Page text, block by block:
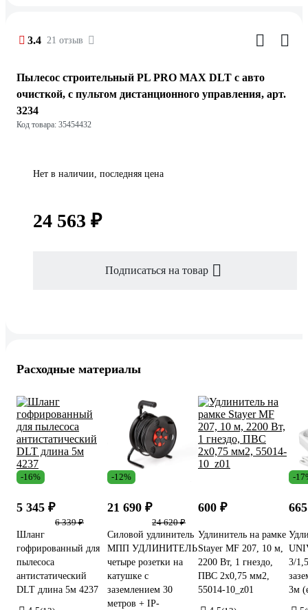
3.4 21 отзыв
Пылесос строительный PL PRO MAX DLT с авто
очисткой, с пультом дистанционного управления, арт.
3234
Код товара: 35454432
Нет в наличии, последняя цена
24 563 ₽
Подписаться на товар
Расходные материалы
-16%
5 345 ₽
6 339 ₽
Шланг
гофрированный для
пылесоса
антистатический
DLT длина 5м 4237
-12%
21 690 ₽
24 620 ₽
Силовой удлинитель
МПП УДЛИНИТЕЛЬ
четыре розетки на
катушке с
заземлением 30
метров + IP-
600 ₽
Удлинитель на рамке
Stayer MF 207, 10 м,
2200 Вт, 1 гнездо,
ПВС 2х0,75 мм2,
55014-10_z01
-
3/
3м